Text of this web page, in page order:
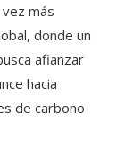
más
donde un
afianzar
hacia
de carbono